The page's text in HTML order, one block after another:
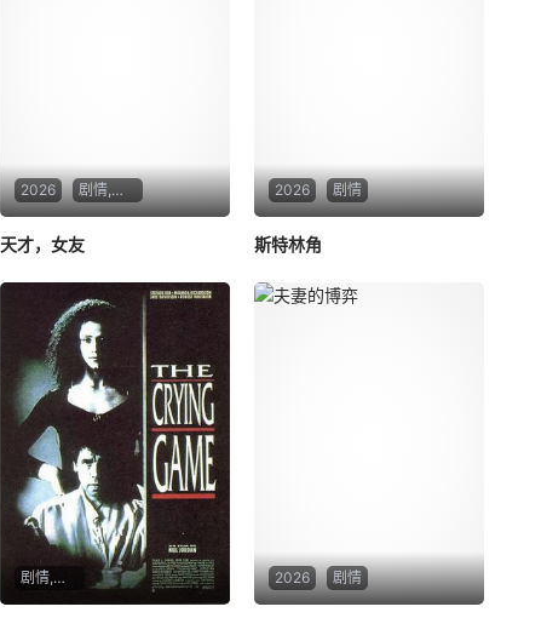
2026 剧情,爱情
天才，女友
2026 剧情
斯特林角
剧情,惊悚,同性 2026 剧情